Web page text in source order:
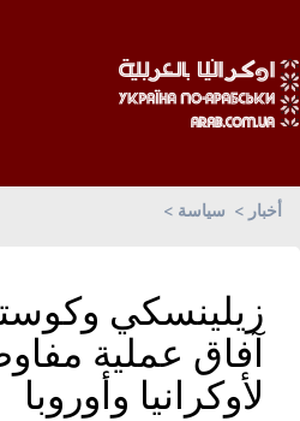
أخبار سياسة
زيلينسكي
آفاق عملية
لأوكرانيا وأوروبا